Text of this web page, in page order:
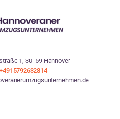
1, 30159 Hannover
+4915792632814